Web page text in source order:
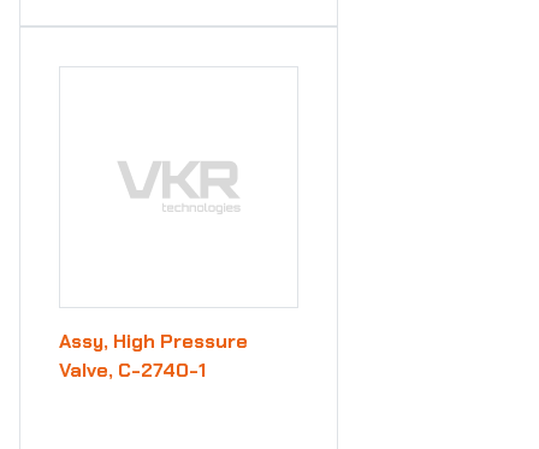
Assy, High Pressure
Valve, C-2740-1